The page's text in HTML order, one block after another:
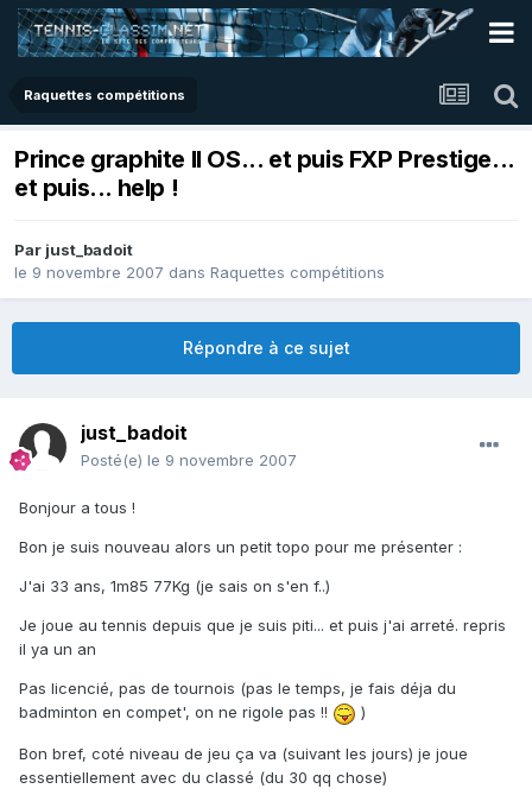
Raquettes compétitions
Prince graphite II OS... et puis FXP Prestige...
et puis... help !
Par just_badoit
le 9 novembre 2007 dans Raquettes compétitions
Répondre à ce sujet
just_badoit
Posté(e) le 9 novembre 2007
Bonjour a tous !
Bon je suis nouveau alors un petit topo pour me présenter :
J'ai 33 ans, 1m85 77Kg (je sais on s'en f..)
Je joue au tennis depuis que je suis piti... et puis j'ai arreté. repris
il ya un an
Pas licencié, pas de tournois (pas le temps, je fais déja du
badminton en compet', on ne rigole pas !!
)
Bon bref, coté niveau de jeu ça va (suivant les jours) je joue
essentiellement avec du classé (du 30 qq chose)